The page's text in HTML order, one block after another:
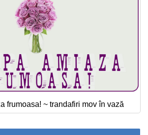
frumoasa! ~ trandafiri mov în vază